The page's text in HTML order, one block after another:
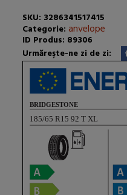
SKU: 3286341517415
Categorie: anvelope
ID Produs: 89306
Urmăreşte-ne zi de zi: